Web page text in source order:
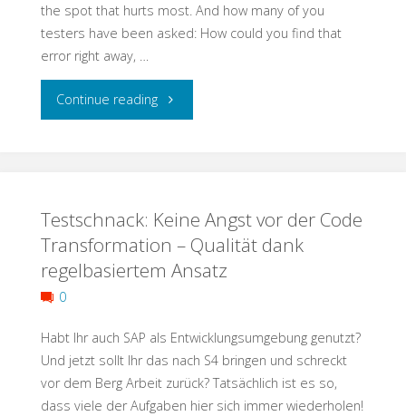
dem,
gleich
the spot that hurts most. And how many of you
testers have been asked: How could you find that
error right away, …
Continue reading"Ouch!
Right
Where
Hurts
Most!"
Testschnack: Keine Angst vor der Code
Transformation – Qualität dank
regelbasiertem Ansatz
0
Habt Ihr auch SAP als Entwicklungsumgebung genutzt?
Und jetzt sollt Ihr das nach S4 bringen und schreckt
vor dem Berg Arbeit zurück? Tatsächlich ist es so,
dass viele der Aufgaben hier sich immer wiederholen!